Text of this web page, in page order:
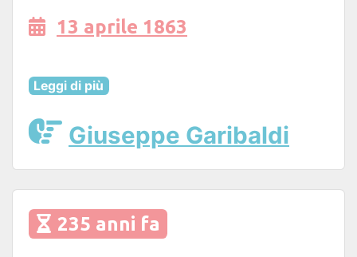
13 aprile 1863
Leggi di più
Giuseppe Garibaldi
235 anni fa